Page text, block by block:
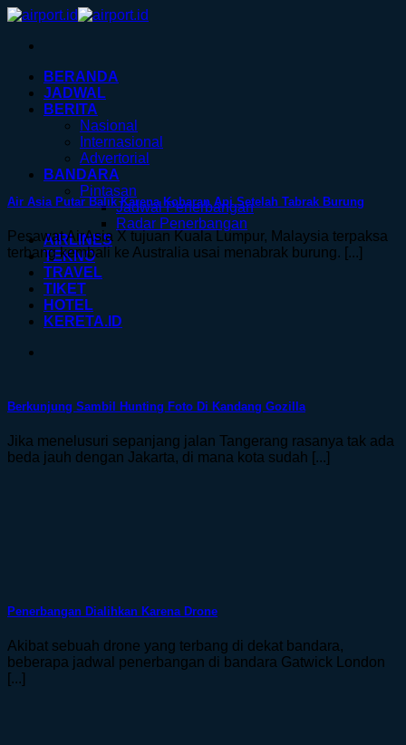
Skip
content
BERANDA
JADWAL
BERITA
Nasional
Internasional
Advertorial
BANDARA
Pintasan
Jadwal Penerbangan
Radar Penerbangan
AIRLINES
TEKNO
TRAVEL
TIKET
HOTEL
KERETA.ID
Air Asia Putar Balik Karena Kobaran Api Setelah Tabrak Burung
Pesawat AirAsia X tujuan Kuala Lumpur, Malaysia terpaksa
terbang kembali ke Australia usai menabrak burung. [...]
Berkunjung Sambil Hunting Foto Di Kandang Gozilla
Jika menelusuri sepanjang jalan Tangerang rasanya tak ada
beda jauh dengan Jakarta, di mana kota sudah [...]
Penerbangan Dialihkan Karena Drone
Akibat sebuah drone yang terbang di dekat bandara,
beberapa jadwal penerbangan di bandara Gatwick London
[...]